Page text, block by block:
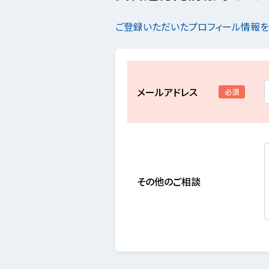
ご登録いただいたプロフィール情報
メールアドレス 必須
その他のご相談